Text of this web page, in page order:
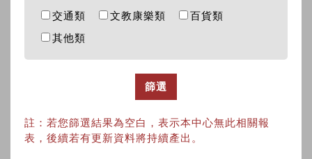
交通類
文教康樂類
百貨類
其他類
篩選
註：若您篩選結果為空白，表示本中心無此相關報
表，後續若有更新資料將持續產出。